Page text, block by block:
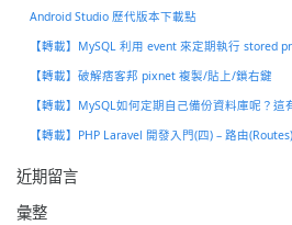
Android Studio 歷代版本下載點
【轉載】MySQL 利用 event 來定期執行 stored
【轉載】破解痞客邦 pixnet 複製/貼上/鎖右鍵
【轉載】MySQL如何定期自己備份資料庫呢？這
【轉載】PHP Laravel 開發入門(四) – 路由(Routes)
近期留言
彙整